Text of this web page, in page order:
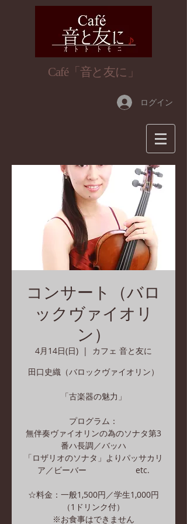
​Café「音と友に」
ログイン
コンサート（バロ
ックヴァイオリ
ン）
4月14日(日)
  |
カフェ 音と友に
田口史織（バロックヴァイオリン）
「古楽器の魅力」
プログラム：
無伴奏ヴァイオリンの為のソナタ第3
番ハ長調／バッハ
「ロザリオのソナタ」よりパッサカリ
ア／ビーバー etc.
☆料金：一般1,500円／学生1,000円
（1ドリンク付）
※お食事はできません